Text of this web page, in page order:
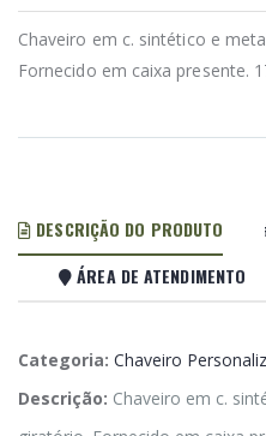
Chaveiro em c. sintético e
Fornecido em caixa presente.
DESCRIÇÃO DO PRODUTO
ÁREA DE ATENDIMENTO
Categoria: Chaveiro
Descrição: Chaveiro em c.